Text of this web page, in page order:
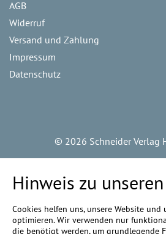
AGB
Widerruf
Versand und Zahlung
Impressum
Datenschutz
© 2026 Schneider Verlag
Hinweis zu
Cookies helfen uns, unsere Website und
optimieren. Wir verwenden nur
die benötigt werden, um grundlegende